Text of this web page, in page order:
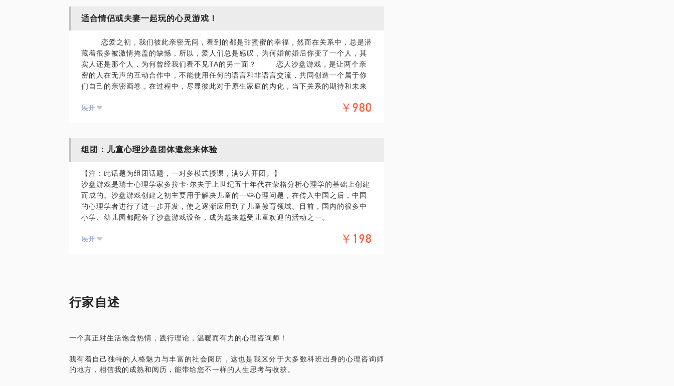
复或记忆犹新的梦，但我们都很少去正视梦的涵义，这一次我们带您解构一个清晰的梦
境，解开内心千千结。
第十课：建构自己的积极信念，激起生活中第一朵幸福涟漪；我们都是自己思维的产
物，换个角度看世界，也许什么都变得不同，我们送你结业的精美礼物，激起幸福的第
一朵涟漪。
改善与父母的关系，与亲密爱人的关系，与金钱的关系，与陌生人的关系，与职业的关
同时，过程中我们将以小组打卡，完成作业的方式，将每次的学习与领悟，带到下一周
的生活中去，真正做到学有所用，用每一次小小的进步引发生命大大的改变！
参加后会有什么样的收获呢？
1、切实改善以上提到的自己与生活各个层面的关系，步入全新的内在自由之旅；
2、收获不同的人脉资源，在心灵最近的地方遇见的人，都是会令我们感到最亲近，最接
纳的人哦，很值得期待，对单身的朋友来说，也许还会有一段不错的姻缘哦；
1、目前该主题团体将于2018年6月2日周六晚七点开始，按主题顺序进行开展，预约的
我们可以具体安排一个时间，进行体验。
暖风老师是美国欧文亚龙成长团体授证带领导师，参加过多年系统训练，且近几年一直
把钱拿回家，所以不知怎么我最后变得很空虚，也永远不知道爱是否还在？丰富的婚姻
角，走出伤痛与愤怒，重新寻找到情感的联接，跳好婚姻的双人舞： 看到你们关系中一
直在出现的恶性循环，勾画出曾经的恶毒对话的沟通模式； 识别出各自在关系中的痛苦
画像，打破循环，看到彼此的依恋需要，打破循环；发掘彼此痛处的根源，解除依恋警
报系统的触发按钮； 有效度量彼此婚姻关系的亲密与情感回应程度；
痛苦纠缠的模式中彻底远离，价值远超价格！！！请注意：本话题必须是亲密关系中的
的取消预约，切记！学员约见并评论后，可获得听心文化儿童沙盘活动现金抵扣券198
元。
【在行郑重提示】：此话题内容仅为该行家在心理领域的的个人经验、意见或观点，仅
供学员参考所用。如您或您的家人有诊疗需求，在行请您前往正规医院进行就诊。本话
适合情侣或夫妻一起玩的心灵游戏！
恋爱之初，我们彼此亲密无间，看到的都是甜蜜蜜的幸福，然而在关系中，总是潜
藏着很多被激情掩盖的缺憾，所以，爱人们总是感叹，为何婚前婚后你变了一个人，其
实人还是那个人，为何曾经我们看不见TA的另一面？ 恋人沙盘游戏，是让两个亲
密的人在无声的互动合作中，不能使用任何的语言和非语言交流，共同创造一个属于你
们自己的亲密画卷，在过程中，尽显彼此对于原生家庭的内化，当下关系的期待和未来
出生引发了系列的问题，过程中先生想要的只不过是退缩的自我满足，愉悦，停留在游
持的，这一刻，彼此都流下了幸福的眼泪。PS.您将在期待中收获以下信息：了解自己和
彼此的心门，创建坦诚和信任的亲密交流；在心灵的最深处，为彼此种下一个辛福的心
锚，永久珍藏；
我们一起做过很多事情，玩过很多游戏，去过很多地方，但却从来未曾在同一时刻，去
到彼此内心的最深处，情侣沙盘，不管您是刚刚恋爱的甜蜜新人，想看看对方合不合适
待您的光临，因为，这绝对是一场值得你们一起来探索的勇敢者游戏。 注：此
【在行郑重提示】：此话题内容仅为该行家在心理领域的的个人经验、意见或观点，仅
供学员参考所用。如您或您的家人有诊疗需求，在行请您前往正规医院进行就诊。本话
展开 ￥980
组团：儿童心理沙盘团体邀您来体验
【注：此话题为组团话题，一对多模式授课，满6人开团。】
沙盘游戏是瑞士心理学家多拉卡·尔夫于上世纪五十年代在荣格分析心理学的基础上创建
而成的。沙盘游戏创建之初主要用于解决儿童的一些心理问题，在传入中国之后，中国
的心理学者进行了进一步开发，使之逐渐应用到了儿童教育领域。目前，国内的很多中
小学、幼儿园都配备了沙盘游戏设备，成为越来越受儿童欢迎的活动之一。
沙盘治疗对儿童心理发展有何帮助？
放玩具就可以形成千变万化的场景，这些活动对儿童创造力的提升无疑有很大的帮助。
第三，沙盘游戏可以帮助父母了解孩子的心理。孩子制作的沙盘正是孩子内心状态的展
游戏可以解决孩子出现的攻击、多动、内向、胆小以及人际交往困难等问题。
第五，沙盘游戏可以促进孩子身心和谐。沙盘游戏是一种心理表达技术，孩子制作的每
展开 ￥198
行家自述
一个真正对生活饱含热情，践行理论，温暖而有力的心理咨询师！
我有着自己独特的人格魅力与丰富的社会阅历，这也是我区分于大多数科班出身的心理咨询师
的地方，相信我的成熟和阅历，能带给您不一样的人生思考与收获。